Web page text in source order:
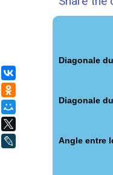
Diagonale
Diagonale
Angle entre
LiveJournal